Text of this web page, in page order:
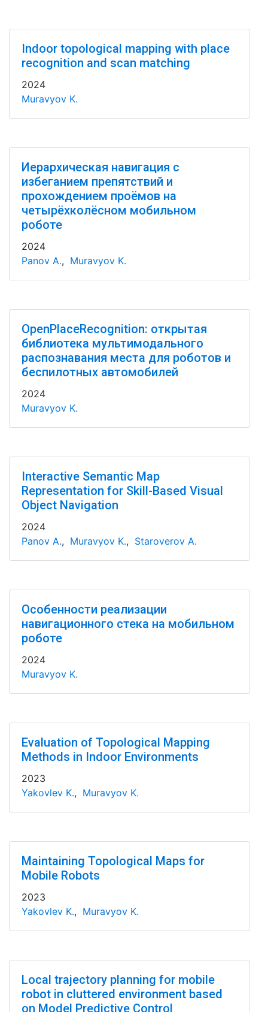
Indoor topological mapping with place
recognition and scan matching
2024
Muravyov K.
Иерархическая навигация с
избеганием препятствий и
прохождением проёмов на
четырёхколёсном мобильном
роботе
2024
Panov A., Muravyov K.
OpenPlaceRecognition: открытая
библиотека мультимодального
распознавания места для роботов и
беспилотных автомобилей
2024
Muravyov K.
Interactive Semantic Map
Representation for Skill-Based Visual
Object Navigation
2024
Panov A., Muravyov K., Staroverov A.
Особенности реализации
навигационного стека на мобильном
роботе
2024
Muravyov K.
Evaluation of Topological Mapping
Methods in Indoor Environments
2023
Yakovlev K., Muravyov K.
Maintaining Topological Maps for
Mobile Robots
2023
Yakovlev K., Muravyov K.
Local trajectory planning for mobile
robot in cluttered environment based
on Model Predictive Control